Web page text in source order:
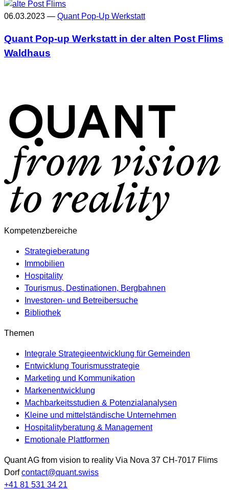
06.03.2023 — Quant Pop-Up Werkstatt
Quant Pop-up Werkstatt in der alten Post Flims
Waldhaus
Kompetenzbereiche
Strategieberatung
Immobilien
Hospitality
Tourismus, Destinationen, Bergbahnen
Investoren- und Betreibersuche
Bibliothek
Themen
Integrale Strategieentwicklung für Gemeinden
Entwicklung Tourismusstrategie
Marketing und Kommunikation
Markenentwicklung
Machbarkeitsstudien & Potenzialanalysen
Kleine und mittelständische Unternehmen
Hospitalityberatung & Management
Emotionale Plattformen
Quant AG from vision to reality Via Nova 37 CH-7017 Flims
Dorf contact@quant.swiss
+41 81 531 34 21